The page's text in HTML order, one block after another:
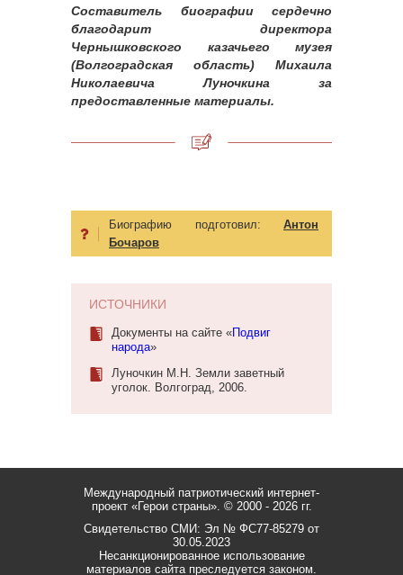
Составитель биографии сердечно
благодарит директора
Чернышковского казачьего музея
(Волгоградская область) Михаила
Николаевича Луночкина за
предоставленные материалы.
Биографию подготовил: Антон
Бочаров
ИСТОЧНИКИ
Документы на сайте «Подвиг
народа»
Луночкин М.Н. Земли заветный
уголок. Волгоград, 2006.
Международный патриотический интернет-
проект «Герои страны». © 2000 - 2026 гг.
Свидетельство СМИ: Эл № ФС77-85279 от
30.05.2023
Несанкционированное использование
материалов сайта преследуется законом.